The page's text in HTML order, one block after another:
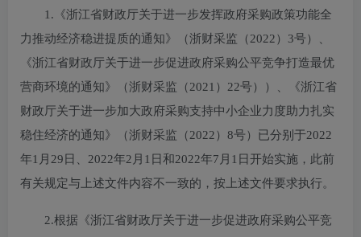
1.《浙江省财政厅关于进一步发挥政府采购政策功能全
力推动经济稳进提质的通知》（浙财采监（2022）3号）、
《浙江省财政厅关于进一步促进政府采购公平竞争打造最优
营商环境的通知》（浙财采监（2021）22号））、《浙江省
财政厅关于进一步加大政府采购支持中小企业力度助力扎实
稳住经济的通知》（浙财采监（2022）8号）已分别于2022
年1月29日、2022年2月1日和2022年7月1日开始实施，此前
有关规定与上述文件内容不一致的，按上述文件要求执行。
2.根据《浙江省财政厅关于进一步促进政府采购公平竞